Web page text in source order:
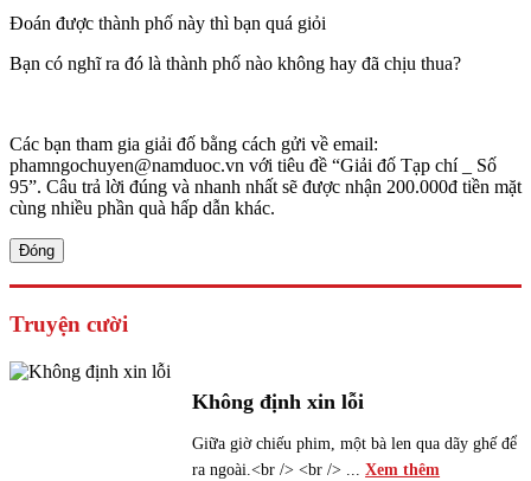
Đoán được thành phố này thì bạn quá giỏi
Bạn có nghĩ ra đó là thành phố nào không hay đã chịu thua?
Các bạn tham gia giải đố bằng cách gửi về email:
phamngochuyen@namduoc.vn với tiêu đề “Giải đố Tạp chí _ Số
95”. Câu trả lời đúng và nhanh nhất sẽ được nhận 200.000đ tiền mặt
cùng nhiều phần quà hấp dẫn khác.
Đóng
Truyện cười
Không định xin lỗi
Giữa giờ chiếu phim, một bà len qua dãy ghế để
ra ngoài.<br /> <br /> ...Xem thêm